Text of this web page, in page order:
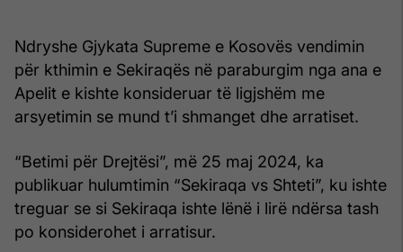
Ndryshe Gjykata Supreme e Kosovës vendimin
për kthimin e Sekiraqës në paraburgim nga ana e
Apelit e kishte konsideruar të ligjshëm me
arsyetimin se mund t’i shmanget dhe arratiset.
“Betimi për Drejtësi”, më 25 maj 2024, ka
publikuar hulumtimin “Sekiraqa vs Shteti”, ku ishte
treguar se si Sekiraqa ishte lënë i lirë ndërsa tash
po konsiderohet i arratisur.